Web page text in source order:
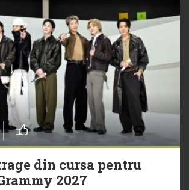
din cursa pentru
2027